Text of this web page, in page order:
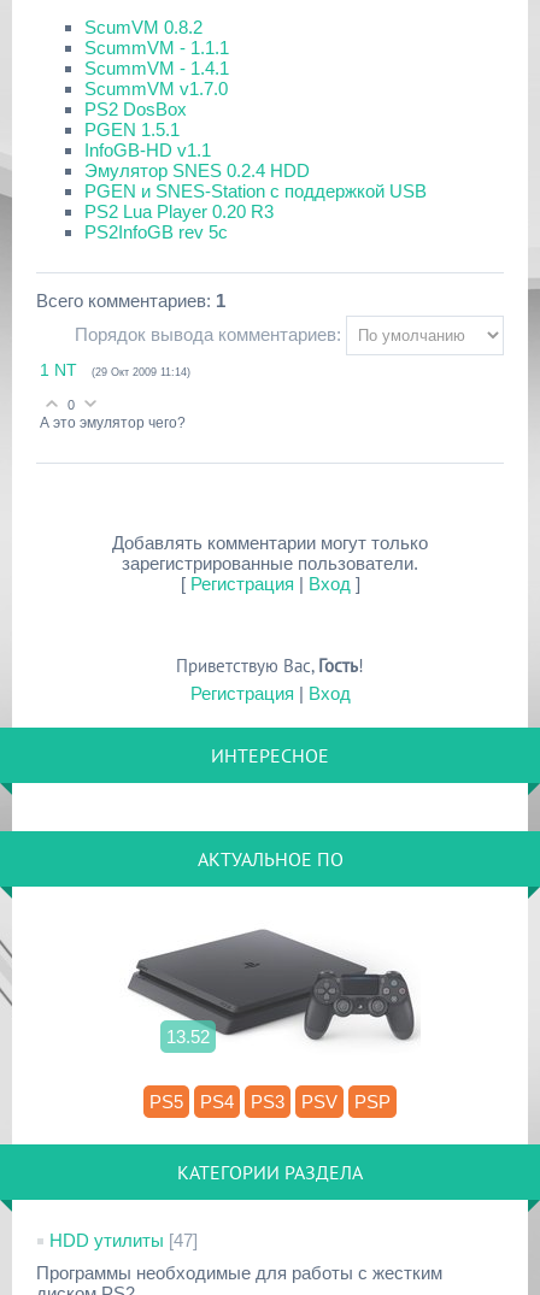
ScumVM 0.8.2
ScummVM - 1.1.1
ScummVM - 1.4.1
ScummVM v1.7.0
PS2 DosBox
PGEN 1.5.1
InfoGB-HD v1.1
Эмулятор SNES 0.2.4 HDD
PGEN и SNES-Station с поддержкой USB
PS2 Lua Player 0.20 R3
PS2InfoGB rev 5c
Всего комментариев: 1
Порядок вывода комментариев:
1 NT (29 Окт 2009 11:14)
0
А это эмулятор чего?
Добавлять комментарии могут только
зарегистрированные пользователи.
[ Регистрация | Вход ]
Приветствую Вас, Гость!
Регистрация | Вход
ИНТЕРЕСНОЕ
АКТУАЛЬНОЕ ПО
13.52
PS5 PS4 PS3 PSV PSP
КАТЕГОРИИ РАЗДЕЛА
HDD утилиты [47]
Программы необходимые для работы с жестким